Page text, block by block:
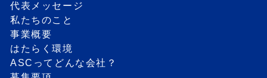
代表メッセージ
私たちのこと
事業概要
はたらく環境
ASCってどんな会社？